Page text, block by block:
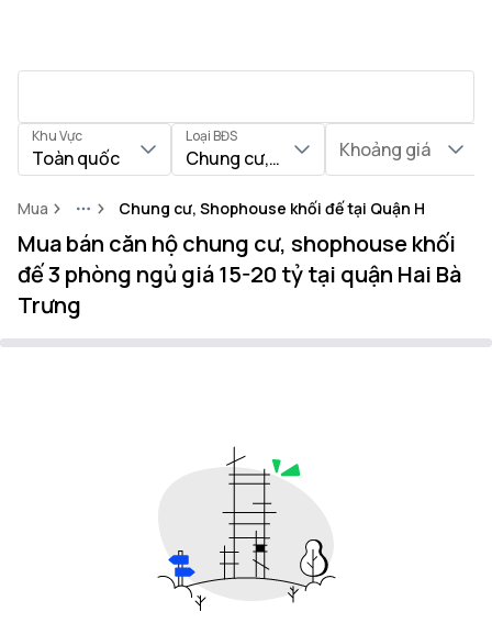
Khu Vực
Toàn quốc
Loại BĐS
Chung cư, Shophouse khối đế
Khoảng giá
Mua MoreChung cư, Shophouse khối đế tại Quận Hai Bà
Mua bán căn hộ chung cư, shophouse khối
đế 3 phòng ngủ giá 15-20 tỷ tại quận Hai Bà
Trưng